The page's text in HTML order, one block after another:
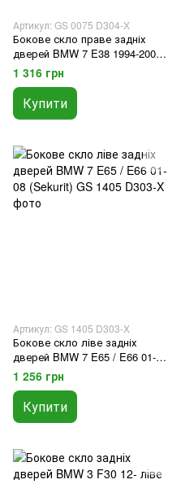
Артикул: GS 0075 D304-X
Бокове скло праве задніх
дверей BMW 7 E38 1994-2002
(Sekurit)
1 316 грн
Купити
Артикул: GS 1405 D303-X
Бокове скло ліве задніх
дверей BMW 7 E65 / E66 01-08
(Sekurit)
1 256 грн
Купити